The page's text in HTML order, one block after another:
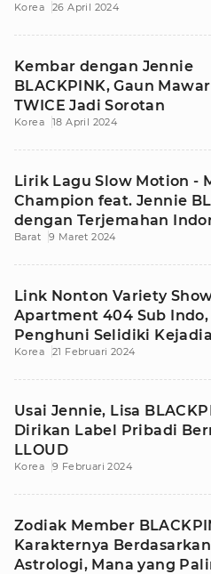
Korea 26 April 2024
Kembar dengan Jennie
BLACKPINK, Gaun
TWICE Jadi Sorotan
Korea 18 April 2024
Lirik Lagu Slow Motion -
Champion feat. Jennie
dengan Terjemahan
Barat 9 Maret 2024
Link Nonton Variety
Apartment 404 Sub Indo,
Penghuni Selidiki
Korea 21 Februari 2024
Usai Jennie, Lisa
Dirikan Label Pribadi
LLOUD
Korea 9 Februari 2024
Zodiak Member
Karakternya Berdasarkan
Astrologi, Mana yang